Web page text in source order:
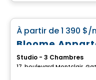
À partir de1 390 $/
Bloome
Studio - 3 Chambres
17, boulevard Montclair,